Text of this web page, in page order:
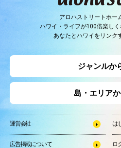
アロハストリートホー
ハワイ・ライフが100倍楽しく
あなたとハワイをリンク
ジャンルか
島・エリア
運営会社 は
広告掲載について ロ